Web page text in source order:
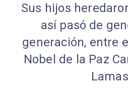
Sus hijos
así pasó de
generación, entre
Nobel de la Paz